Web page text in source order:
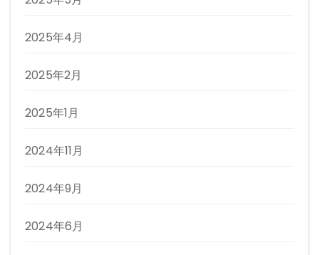
2025年4月
2025年2月
2025年1月
2024年11月
2024年9月
2024年6月